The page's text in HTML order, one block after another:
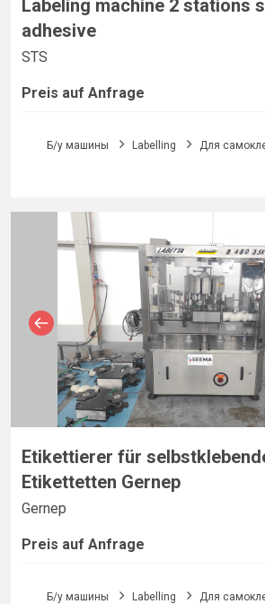
Labeling machine 2 stations
adhesive
STS
Preis auf Anfrage
Б/у машины Labelling Для
Etikettierer für
Etikettetten Gernep
Gernep
Preis auf Anfrage
Б/у машины Labelling Для